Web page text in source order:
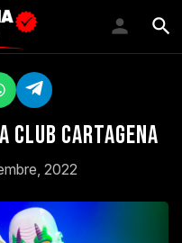
club cartagena
2022